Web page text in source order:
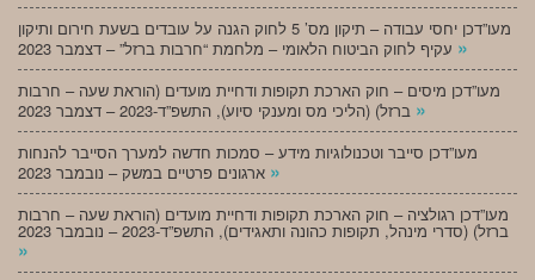
מעו”דכן יחסי עבודה – תיקון מס’ 5 לחוק הגנה על עובדים בשעת חירום ותיקון
»
מעו”דכן מיסים – חוק הארכת תקופות ודחיית מועדים (הוראת שעה – חרבות
»
מעו”דכן סייבר וטכנולוגיות מידע – סמכות חדשה למערך הסייבר להנחות
»
מעו”דכן רגולציה – חוק הארכת תקופות ודחיית מועדים (הוראת שעה – חרבות
ברזל) (סדרי מינהל, תקופות כהונה ותאגידים), התשפ”ד-2023 – נובמבר 2023
»